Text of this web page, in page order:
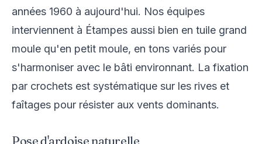
années 1960 à aujourd'hui. Nos équipes
interviennent à Étampes aussi bien en tuile grand
moule qu'en petit moule, en tons variés pour
s'harmoniser avec le bâti environnant. La fixation
par crochets est systématique sur les rives et
faîtages pour résister aux vents dominants.
Pose d'ardoise naturelle